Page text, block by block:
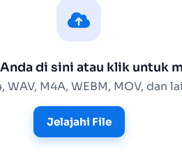
di sini atau klik untuk
WAV, M4A, WEBM, MOV, dan
Jelajahi File